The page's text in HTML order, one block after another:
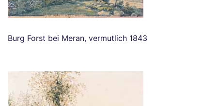
Burg Forst bei Meran, vermutlich 1843